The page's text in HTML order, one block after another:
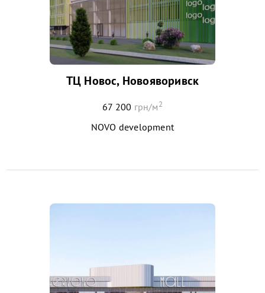
ТЦ Новос, Новояворивск
67 200 грн/м2
NOVO development